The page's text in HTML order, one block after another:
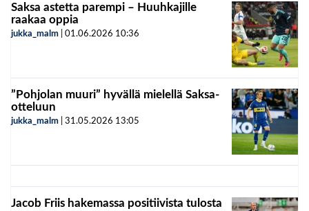
Saksa astetta parempi – Huuhkajille
raakaa oppia
jukka_malm 01.06.2026 10:36
”Pohjolan muuri” hyvällä mielellä Saksa-
otteluun
jukka_malm 31.05.2026 13:05
Jacob Friis hakemassa positiivista tulosta